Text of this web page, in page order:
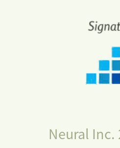
Neural Inc.